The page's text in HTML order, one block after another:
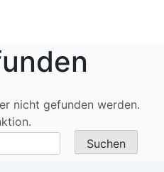
nicht gefunden werden.